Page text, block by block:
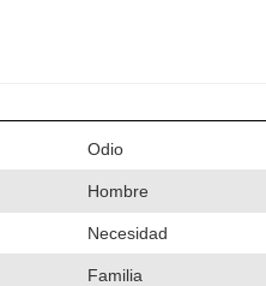
Odio
Hombre
Necesidad
Familia